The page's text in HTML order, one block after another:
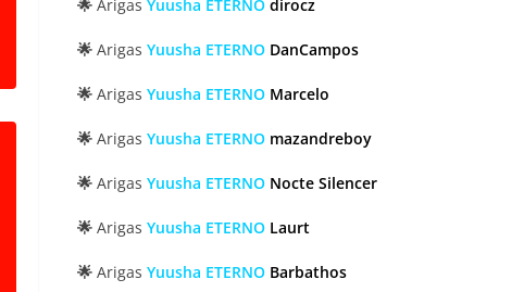
🌟 Arigas Yuusha ETERNO dirocz
🌟 Arigas Yuusha ETERNO DanCampos
🌟 Arigas Yuusha ETERNO Marcelo
🌟 Arigas Yuusha ETERNO mazandreboy
🌟 Arigas Yuusha ETERNO Nocte Silencer
🌟 Arigas Yuusha ETERNO Laurt
🌟 Arigas Yuusha ETERNO Barbathos